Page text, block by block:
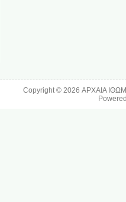
Copyright © 2026ΑΡΧΑΙΑ